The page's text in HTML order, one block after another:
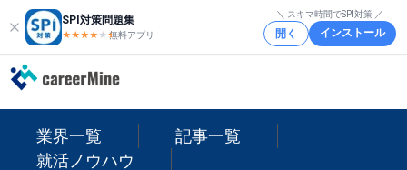
SPI対策問題集
★★★★ ★★
無料アプリ
＼ スキマ時間でSPI対策 ／
開く インストール
業界一覧
記事一覧
就活ノウハウ